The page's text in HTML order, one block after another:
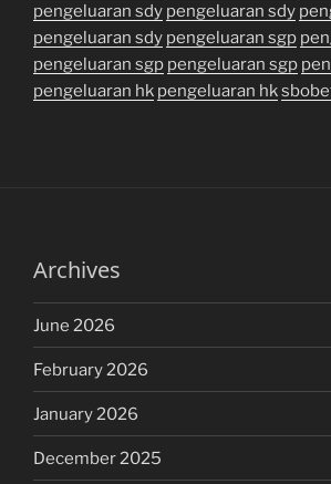
pengeluaran sdy pengeluaran sdy
pengeluaran sdy pengeluaran sgp
pengeluaran sgp pengeluaran sgp
pengeluaran hk pengeluaran hk
Archives
June 2026
February 2026
January 2026
December 2025